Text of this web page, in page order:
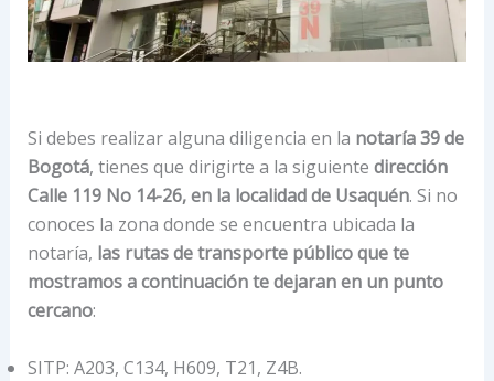
Si debes realizar alguna diligencia en la notaría 39 de
Bogotá, tienes que dirigirte a la siguiente dirección
Calle 119 No 14-26, en la localidad de Usaquén. Si no
conoces la zona donde se encuentra ubicada la
notaría, las rutas de transporte público que te
mostramos a continuación te dejaran en un punto
cercano:
SITP: A203, C134, H609, T21, Z4B.